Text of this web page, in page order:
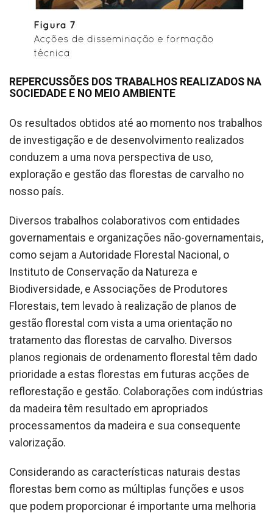
REPERCUSSÕES DOS TRABALHOS REALIZADOS NA
SOCIEDADE E NO MEIO AMBIENTE
Os resultados obtidos até ao momento nos trabalhos
de investigação e de desenvolvimento realizados
conduzem a uma nova perspectiva de uso,
exploração e gestão das florestas de carvalho no
nosso país.
Diversos trabalhos colaborativos com entidades
governamentais e organizações não-governamentais,
como sejam a Autoridade Florestal Nacional, o
Instituto de Conservação da Natureza e
Biodiversidade, e Associações de Produtores
Florestais, tem levado à realização de planos de
gestão florestal com vista a uma orientação no
tratamento das florestas de carvalho. Diversos
planos regionais de ordenamento florestal têm dado
prioridade a estas florestas em futuras acções de
reflorestação e gestão. Colaborações com indústrias
da madeira têm resultado em apropriados
processamentos da madeira e sua consequente
valorização.
Considerando as características naturais destas
florestas bem como as múltiplas funções e usos
que podem proporcionar é importante uma melhoria